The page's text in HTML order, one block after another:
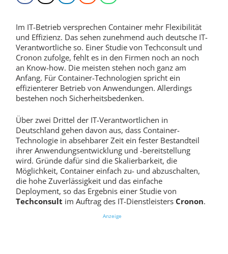
Im IT-Betrieb versprechen Container mehr Flexibilität
und Effizienz. Das sehen zunehmend auch deutsche IT-
Verantwortliche so. Einer Studie von Techconsult und
Cronon zufolge, fehlt es in den Firmen noch an noch
an Know-how. Die meisten stehen noch ganz am
Anfang. Für Container-Technologien spricht ein
effizienterer Betrieb von Anwendungen. Allerdings
bestehen noch Sicherheitsbedenken.
Über zwei Drittel der IT-Verantwortlichen in
Deutschland gehen davon aus, dass Container-
Technologie in absehbarer Zeit ein fester Bestandteil
ihrer Anwendungsentwicklung und -bereitstellung
wird. Gründe dafür sind die Skalierbarkeit, die
Möglichkeit, Container einfach zu- und abzuschalten,
die hohe Zuverlässigkeit und das einfache
Deployment, so das Ergebnis einer Studie von
Techconsult im Auftrag des IT-Dienstleisters Cronon.
Anzeige